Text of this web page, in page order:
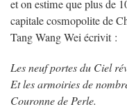
et on estime que plus de
capitale cosmopolite de
Tang Wang Wei écrivit :
Les neuf portes du Ciel
Et les armoiries de
Couronne de Perle.